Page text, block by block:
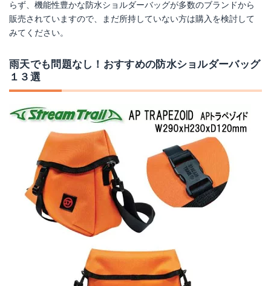
らず、機能性豊かな防水ショルダーバッグが多数のブランドから
販売されていますので、まだ所持していない方は購入を検討して
みてください。
雨天でも問題なし！おすすめの防水ショルダーバッグ
１３選